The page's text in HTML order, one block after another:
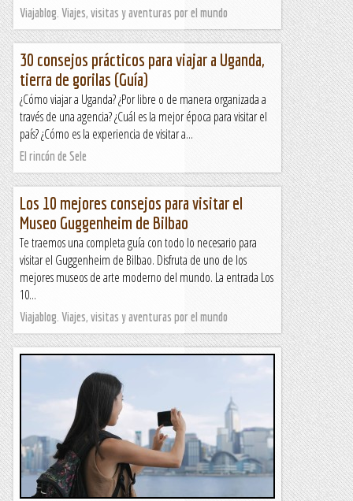
Viajablog. Viajes, visitas y aventuras por el mundo
30 consejos prácticos para viajar a Uganda,
tierra de gorilas (Guía)
¿Cómo viajar a Uganda? ¿Por libre o de manera organizada a
través de una agencia? ¿Cuál es la mejor época para visitar el
país? ¿Cómo es la experiencia de visitar a...
El rincón de Sele
Los 10 mejores consejos para visitar el
Museo Guggenheim de Bilbao
Te traemos una completa guía con todo lo necesario para
visitar el Guggenheim de Bilbao. Disfruta de uno de los
mejores museos de arte moderno del mundo. La entrada Los
10...
Viajablog. Viajes, visitas y aventuras por el mundo